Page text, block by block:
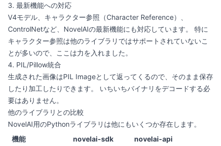
3. 最新機能への対応
V4モデル、キャラクター参照（Character Reference）、
ControlNetなど、NovelAIの最新機能にも対応しています。 特に
キャラクター参照は他のライブラリではサポートされていないこ
とが多いので、ここは力を入れました。
4. PIL/Pillow統合
生成された画像はPIL Imageとして返ってくるので、そのまま保存
したり加工したりできます。 いちいちバイナリをデコードする必
要はありません。
他のライブラリとの比較
NovelAI用のPythonライブラリは他にもいくつか存在します。
機能
novelai-sdk novelai-api